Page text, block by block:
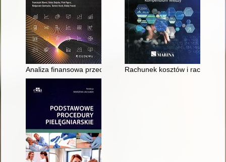
Analiza finansowa przedsiębiorstwa : finansowanie,
Rachunek kosztów i